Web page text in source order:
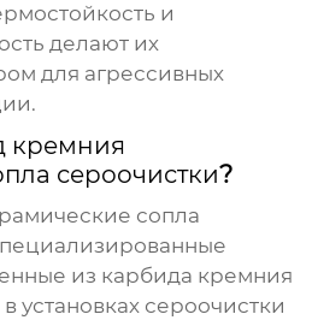
и
делают их
для агрессивных
кремния
сероочистки?
сопла
из карбида кремния
установках сероочистки